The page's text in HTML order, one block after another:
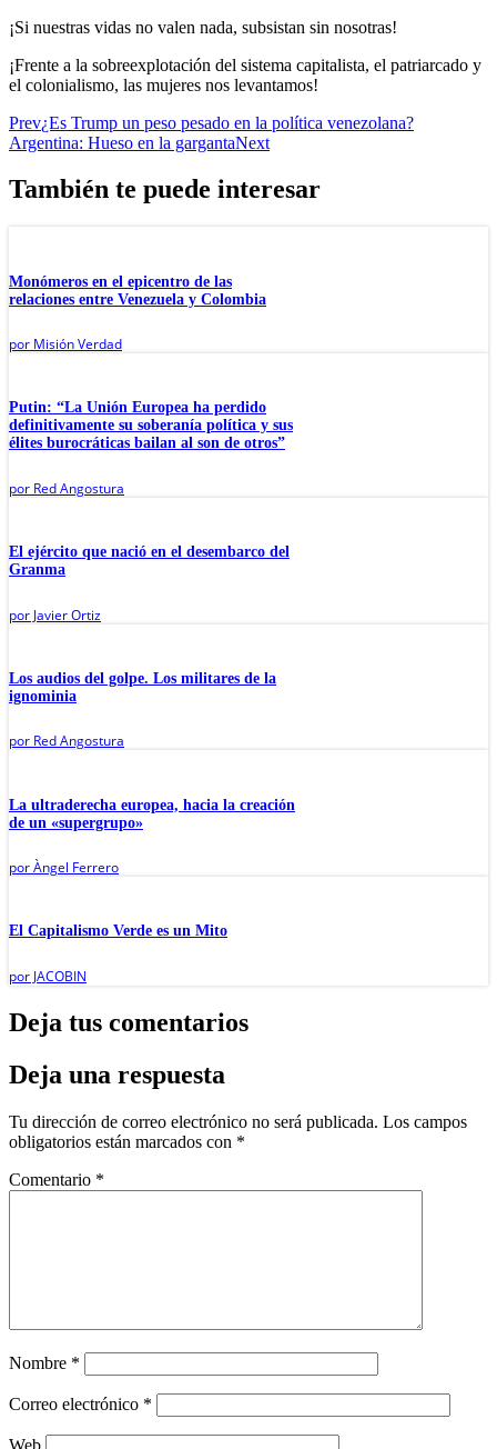
¡Si nuestras vidas no valen nada, subsistan sin nosotras!
¡Frente a la sobreexplotación del sistema capitalista, el patriarcado y
el colonialismo, las mujeres nos levantamos!
Prev¿Es Trump un peso pesado en la política venezolana?
Argentina: Hueso en la gargantaNext
También te puede interesar
Monómeros en el epicentro de las
relaciones entre Venezuela y Colombia
por Misión Verdad
Putin: “La Unión Europea ha perdido
definitivamente su soberanía política y sus
élites burocráticas bailan al son de otros”
por Red Angostura
El ejército que nació en el desembarco del
Granma
por Javier Ortiz
Los audios del golpe. Los militares de la
ignominia
por Red Angostura
La ultraderecha europea, hacia la creación
de un «supergrupo»
porÀngel Ferrero
El Capitalismo Verde es un Mito
por JACOBIN
Deja tus comentarios
Deja una respuesta
Tu dirección de correo electrónico no será publicada. Los campos
obligatorios están marcados con *
Comentario *
Nombre *
Correo electrónico *
Web